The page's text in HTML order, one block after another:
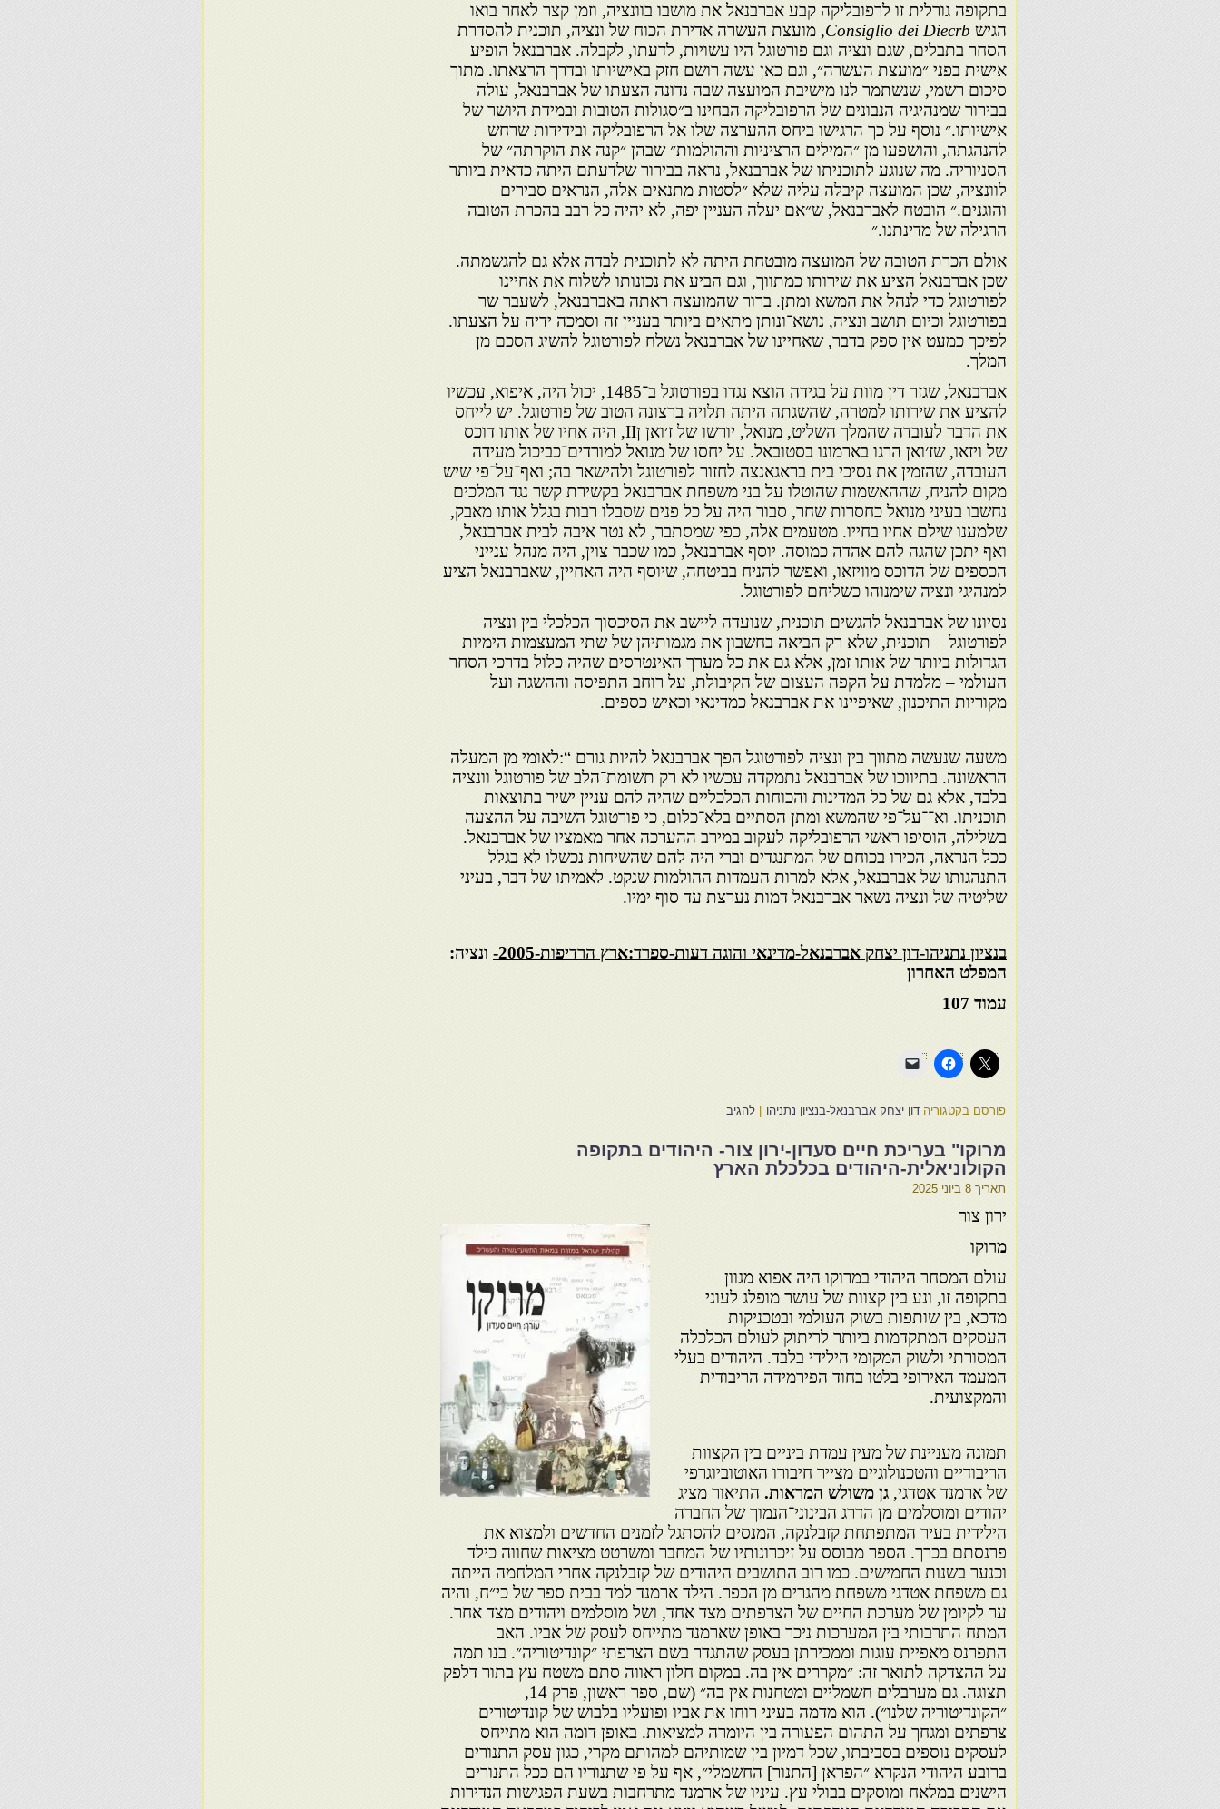
בתקופה גורלית זו לרפובליקה קבע אברבנאל את מושבו בוונציה, וזמן קצר לאחר בואו
הגיש Consiglio dei Diecrb, מועצת העשרה אדירת הכוח של ונציה, תוכנית להסדרת
הסחר בתבלים, שגם ונציה וגם פורטוגל היו עשויות, לדעתו, לקבלה. אברבנאל הופיע
אישית בפני ״מועצת העשרה״, וגם כאן עשה רושם חזק באישיותו ובדרך הרצאתו. מתוך
סיכום רשמי, שנשתמר לנו מישיבת המועצה שבה נדונה הצעתו של אברבנאל, עולה
בבירור שמנהיגיה הנבונים של הרפובליקה הבחינו ב״סגולות הטובות ובמידת היושר של
אישיותו.״ נוסף על כך הרגישו ביחס ההערצה שלו אל הרפובליקה ובידידות שרחש
להנהגתה, והושפעו מן ״המילים הרציניות וההולמות״ שבהן ״קנה את הוקרתה״ של
הסניוריה. מה שנוגע לתוכניתו של אברבנאל, נראה בבירור שלדעתם היתה כדאית ביותר
לוונציה, שכן המועצה קיבלה עליה שלא ״לסטות מתנאים אלה, הנראים סבירים
והוגנים.״ הובטח לאברבנאל, ש״אם יעלה העניין יפה, לא יהיה כל רבב בהכרת הטובה
הרגילה של מדינתנו.״
אולם הכרת הטובה של המועצה מובטחת היתה לא לתוכנית לבדה אלא גם להגשמתה.
שכן אברבנאל הציע את שירותו כמתווך, וגם הביע את נכונותו לשלוח את אחיינו
לפורטוגל כדי לנהל את המשא ומתן. ברור שהמועצה ראתה באברבנאל, לשעבר שר
בפורטוגל וכיום תושב ונציה, נושא־ונותן מתאים ביותר בעניין זה וסמכה ידיה על הצעתו.
לפיכך כמעט אין ספק בדבר, שאחיינו של אברבנאל נשלח לפורטוגל להשיג הסכם מן
המלך.
אברבנאל, שגזר דין מוות על בגידה הוצא נגדו בפורטוגל ב־1485, יכול היה, איפוא, עכשיו
להציע את שירותו למטרה, שהשגתה היתה תלויה ברצונה הטוב של פורטוגל. יש לייחס
את הדבר לעובדה שהמלך השליט, מנואל, יורשו של ז׳ואן ןII, היה אחיו של אותו דוכס
של ויזאו, שז׳ואן הרגו בארמונו בסטובאל. על יחסו של מנואל למורדים־כביכול מעידה
העובדה, שהזמין את נסיכי בית בראגאנצה לחזור לפורטוגל ולהישאר בה; ואף־על־פי שיש
מקום להניח, שההאשמות שהוטלו על בני משפחת אברבנאל בקשירת קשר נגד המלכים
נחשבו בעיני מנואל כחסרות שחר, סבור היה על כל פנים שסבלו רבות בגלל אותו מאבק,
שלמענו שילם אחיו בחייו. מטעמים אלה, כפי שמסתבר, לא נטר איבה לבית אברבנאל,
ואף יתכן שהגה להם אהדה כמוסה. יוסף אברבנאל, כמו שכבר צוין, היה מנהל ענייני
הכספים של הדוכס מוויזאו, ואפשר להניח בביטחה, שיוסף היה האחיין, שאברבנאל הציע
למנהיגי ונציה שימנוהו כשליחם לפורטוגל.
נסיונו של אברבנאל להגשים תוכנית, שנועדה ליישב את הסיכסוך הכלכלי בין ונציה
לפורטוגל – תוכנית, שלא רק הביאה בחשבון את מגמותיהן של שתי המעצמות הימיות
הגדולות ביותר של אותו זמן, אלא גם את כל מערך האינטרסים שהיה כלול בדרכי הסחר
העולמי – מלמדת על הקפה העצום של הקיבולת, על רוחב התפיסה וההשגה ועל
מקוריות התיכנון, שאיפיינו את אברבנאל כמדינאי וכאיש כספים.
משעה שנעשה מתווך בין ונציה לפורטוגל הפך אברבנאל להיות גורם “:לאומי מן המעלה
הראשונה. בתיווכו של אברבנאל נתמקדה עכשיו לא רק תשומת־הלב של פורטוגל וונציה
בלבד, אלא גם של כל המדינות והכוחות הכלכליים שהיה להם עניין ישיר בתוצאות
תוכניתו. וא־־על־פי שהמשא ומתן הסתיים בלא־כלום, כי פורטוגל השיבה על ההצעה
בשלילה, הוסיפו ראשי הרפובליקה לעקוב במירב ההערכה אחר מאמציו של אברבנאל.
ככל הנראה, הכירו בכוחם של המתנגדים וברי היה להם שהשיחות נכשלו לא בגלל
התנהגותו של אברבנאל, אלא למרות העמדות ההולמות שנקט. לאמיתו של דבר, בעיני
שליטיה של ונציה נשאר אברבנאל דמות נערצת עד סוף ימיו.
בנציון נתניהו-דון יצחק אברבנאל-מדינאי והוגה דעות-ספרד:ארץ הרדיפות-2005-
ונציה:
המפלט האחרון
עמוד 107
פורסם בקטגוריה דון יצחק אברבנאל-בנציון נתניהו להגיב
מרוקו" בעריכת חיים סעדון-ירון צור- היהודים בתקופה
הקולוניאלית-היהודים בכלכלת הארץ
תאריך 8 ביוני 2025
ירון צור
מרוקו
עולם המסחר היהודי במרוקו היה אפוא מגוון
בתקופה זו, ונע בין קצוות של עושר מופלג לעוני
מדכא, בין שותפות בשוק העולמי ובטכניקות
העסקים המתקדמות ביותר לריתוק לעולם הכלכלה
המסורתי ולשוק המקומי הילידי בלבד. היהודים בעלי
המעמד האירופי בלטו בחוד הפירמידה הריבודית
והמקצועית.
תמונה מעניינת של מעין עמדת ביניים בין הקצוות
הריבודיים והטכנולוגיים מצייר חיבורו האוטוביוגרפי
של ארמנד אטדגי, גן משולש המראות. התיאור מציג
יהודים ומוסלמים מן הדרג הבינוני־הנמוך של החברה
הילידית בעיר המתפתחת קזבלנקה, המנסים להסתגל לזמנים החדשים ולמצוא את
פרנסתם בכרך. הספר מבוסס על זיכרונותיו של המחבר ומשרטט מציאות שחווה כילד
וכנער בשנות החמישים. כמו רוב התושבים היהודים של קזבלנקה אחרי המלחמה הייתה
גם משפחת אטדגי משפחת מהגרים מן הכפר. הילד ארמנד למד בבית ספר של כי״ח, והיה
ער לקיומן של מערכת החיים של הצרפתים מצד אחד, ושל מוסלמים ויהודים מצד אחר.
המתח התרבותי בין המערכות ניכר באופן שארמנד מתייחס לעסק של אביו. האב
התפרנס מאפיית עוגות וממכירתן בעסק שהתגדר בשם הצרפתי ״קונדיטוריה״. בנו תמה
על ההצדקה לתואר זה: ״מקררים אין בה. במקום חלון ראווה סתם משטח עץ בתור דלפק
תצוגה. גם מערבלים חשמליים ומטחנות אין בה״ (שם, ספר ראשון, פרק 14,
״הקונדיטוריה שלנו״). הוא מדמה בעיני רוחו את אביו ופועליו בלבוש של קונדיטורים
צרפתים ומגחך על התהום הפעורה בין היומרה למציאות. באופן דומה הוא מתייחס
לעסקים נוספים בסביבתו, שכל דמיון בין שמותיהם למהותם מקרי, כגון עסק התנורים
ברובע היהודי הנקרא ״הפראן [התנור] החשמלי״, אף על פי שתנוריו הם ככל התנורים
הישנים במלאח ומוסקים בבולי עץ. עיניו של ארמנד מתרחבות בשעת הפגישות הנדירות